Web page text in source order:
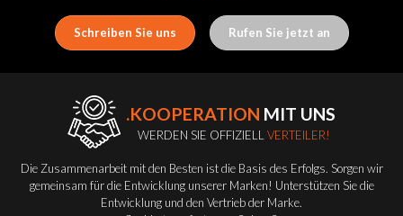
Schreiben Sie uns Rufen Sie jetzt an
.KOOPERATION MIT UNS
WERDEN SIE OFFIZIELLVERTEILER!
Die Zusammenarbeit mit den Besten ist die Basis des Erfolgs. Sorgen wir
gemeinsam für die Entwicklung unserer Marken! Unterstützen Sie die
Entwicklung und den Vertrieb der Marke.